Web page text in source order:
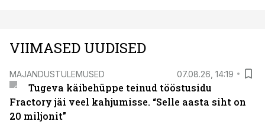
VIIMASED UUDISED
MAJANDUSTULEMUSED 07.08.26, 14:19
Tugeva käibehüppe teinud tööstusidu
Fractory jäi veel kahjumisse. “Selle aasta siht on
20 miljonit”